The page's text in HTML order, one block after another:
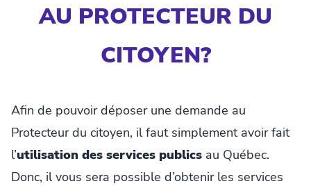
AU PROTECTEUR DU
CITOYEN?
Afin de pouvoir déposer une demande au
Protecteur du citoyen, il faut simplement avoir fait
l’utilisation des services publics au Québec.
Donc, il vous sera possible d’obtenir les services